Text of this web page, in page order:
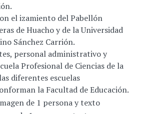
el izamiento del Pabellón
de Huacho y de la Universidad
Sánchez Carrión.
personal administrativo y
Profesional de Ciencias de la
diferentes escuelas
la Facultad de Educación.